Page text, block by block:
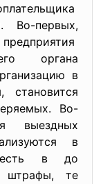
Во-первых,
органа
в
становится
Во-
выездных
в
есть в до
штрафы, те